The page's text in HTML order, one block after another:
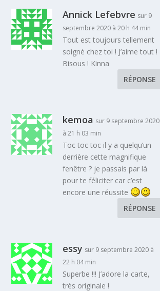
Annick Lefebvre sur 9
septembre 2020 à 20 h 44 min
Tout est toujours tellement
soigné chez toi ! J’aime tout !
Bisous ! Kinna
RÉPONSE
kemoa sur 9 septembre 2020
à 21 h 03 min
Toc toc toc il y a quelqu’un
derrière cette magnifique
fenêtre ? je passais par là
pour te féliciter car c’est
encore une réussite
RÉPONSE
essy sur 9 septembre 2020 à
22 h 04 min
Superbe !!! J’adore la carte,
très originale !